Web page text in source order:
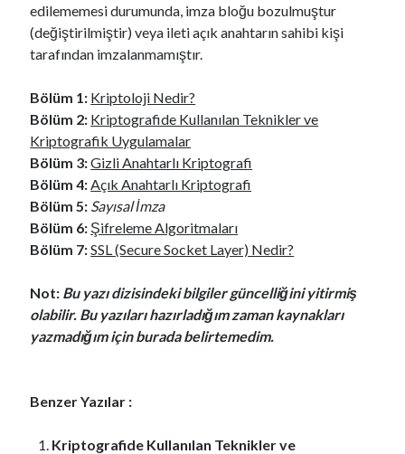
edilememesi durumunda, imza bloğu bozulmuştur
(değiştirilmiştir) veya ileti açık anahtarın sahibi kişi
tarafından imzalanmamıştır.
Bölüm 1: Kriptoloji Nedir?
Bölüm 2: Kriptografide Kullanılan Teknikler ve
Kriptografik Uygulamalar
Bölüm 3:Gizli Anahtarlı Kriptografi
Bölüm 4: Açık Anahtarlı Kriptografi
Bölüm 5: Sayısal İmza
Bölüm 6: Şifreleme Algoritmaları
Bölüm 7:SSL (Secure Socket Layer) Nedir?
Not: Bu yazı dizisindeki bilgiler güncelliğini yitirmiş
olabilir. Bu yazıları hazırladığım zaman kaynakları
yazmadığım için burada belirtemedim.
Benzer Yazılar :
Kriptografide Kullanılan Teknikler ve